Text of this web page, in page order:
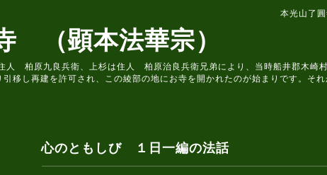
本光山了
（顕本法華宗）
柏原九良兵衛、上杉は住人 柏原治良兵衛兄弟により、当時船井郡木崎村
移し再建を許可され、この綾部の地にお寺を開かれたのが始まりです。そ
心のともしび １日一編の法話